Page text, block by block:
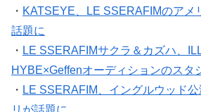
・ KATSEYE、LE SSERAFIMのアメ
話題に
・ LE SSERAFIMサクラ＆カズハ、
HYBE×Geffenオーディションのスタ
・ LE SSERAFIM、イングルウッド
リが話題に